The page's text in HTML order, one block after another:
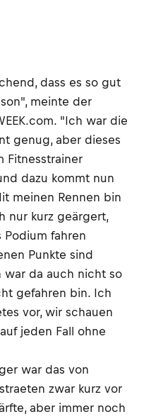
dass es so gut
meinte der
"Ich war die
genug, aber dieses
Fitnesstrainer
dazu kommt nun
meinen Rennen bin
nur kurz geärgert,
Podium fahren
Punkte sind
war da auch nicht so
gefahren bin. Ich
vor, wir schauen
jeden Fall ohne
war das von
zwar kurz vor
aber immer noch